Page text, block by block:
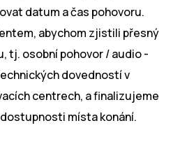
datum a čas pohovoru.
abychom zjistili přesný
tj. osobní pohovor / audio -
dovedností v
centrech, a finalizujeme
místa konání.